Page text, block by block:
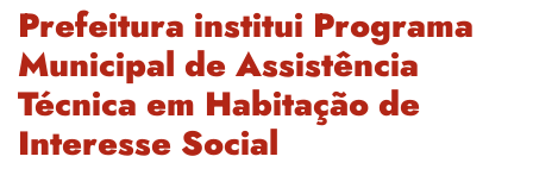
Prefeitura institui Programa
Municipal de Assistência
Técnica em Habitação de
Interesse Social